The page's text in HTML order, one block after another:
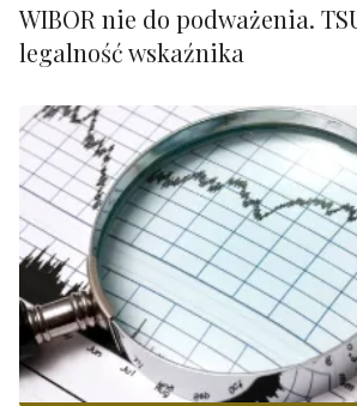
WIBOR nie do podważenia.
legalność wskaźnika